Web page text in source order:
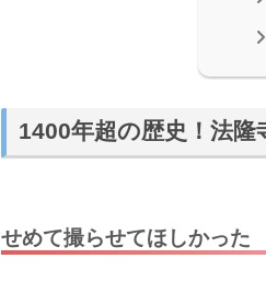
1400年超の歴史！法
せめて撮らせてほしかった